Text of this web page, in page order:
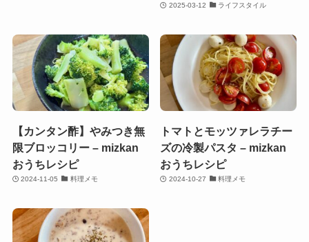
2025-03-12 ライフスタイル
【カンタン酢】やみつき無
限ブロッコリー – mizkan
おうちレシピ
2024-11-05 料理メモ
トマトとモッツァレラチー
ズの冷製パスタ – mizkan
おうちレシピ
2024-10-27 料理メモ